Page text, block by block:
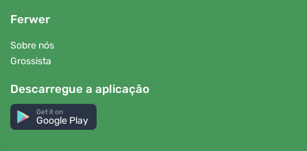
Ferwer
Sobre nós
Grossista
Descarregue a aplicação
Get it on
Google Play